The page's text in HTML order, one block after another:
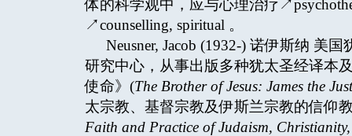
体的科学观中，应与心理治疗
↗counselling, spiritual 。
Neusner, Jacob (1932-) 诺伊斯纳 美
研究中心，从事出版多种犹太圣经译本
使命》(The Brother of Jesus: James the
太宗教、基督宗教及伊斯兰宗教的信仰
Faith and Practice of Judaism,